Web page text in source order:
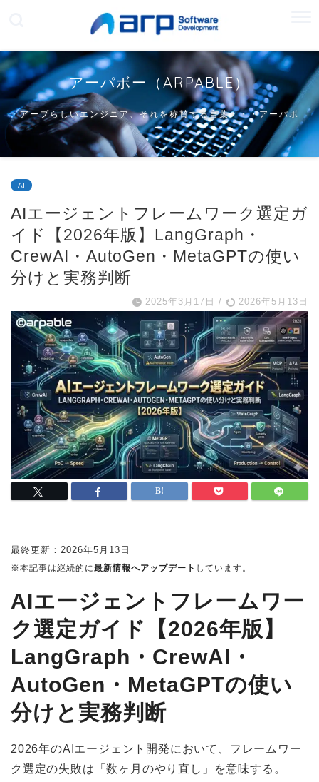
アーパボー（ARPABLE）
アープらしいエンジニア、それを称賛する言葉・・・アーパボ
ー
AI
AIエージェントフレームワーク選定ガ
イド【2026年版】LangGraph・
CrewAI・AutoGen・MetaGPTの使い
分けと実務判断
2025年3月17日 / 2026年5月13日
最終更新： 2026年5月13日
※本記事は継続的に最新情報へアップデート しています。
AIエージェントフレームワー
ク選定ガイド【2026年版】
LangGraph・CrewAI・
AutoGen・MetaGPTの使い
分けと実務判断
2026年のAIエージェント開発において、フレームワー
ク選定の失敗は「数ヶ月のやり直し」を意味する。